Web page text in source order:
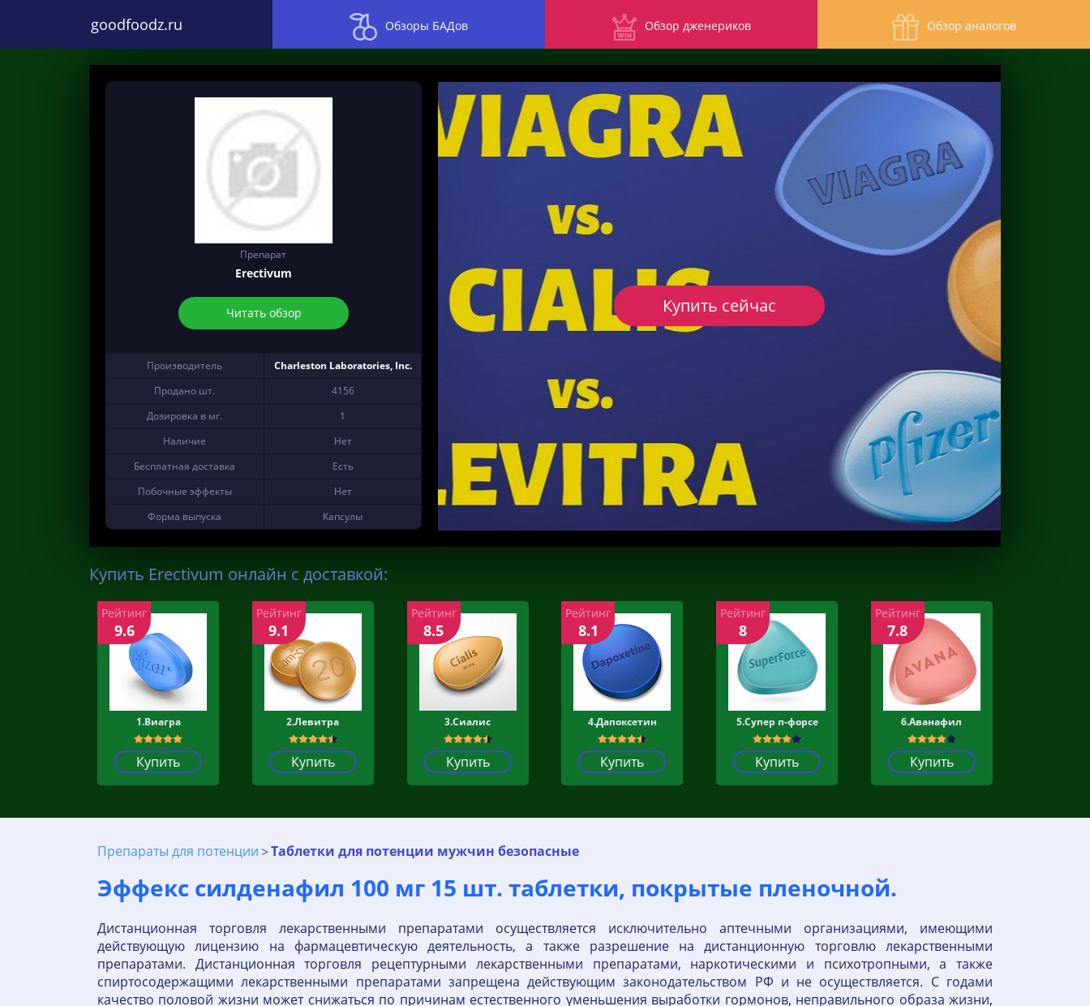
goodfoodz.ru Обзоры БАДов Обзор дженериков Обзор аналогов
Препарат
Erectivum
Читать обзор
Производитель
Charleston Laboratories, Inc.
Продано шт.
4156
Дозировка в мг.
1
Наличие
Нет
Бесплатная доставка
Есть
Побочные эффекты
Нет
Форма выпуска
Капсулы
Купить сейчас
Купить Erectivum онлайн с доставкой:
1.Виагра
Купить
Рейтинг
9.6
2.Левитра
Купить
Рейтинг
9.1
3.Сиалис
Купить
Рейтинг
8.5
4.Дапоксетин
Купить
Рейтинг
8.1
5.Супер п-форсе
Купить
Рейтинг
8
6.Аванафил
Купить
Рейтинг
7.8
Препараты для потенции Таблетки для потенции мужчин безопасные
Эффекс силденафил 100 мг 15 шт. таблетки, покрытые пленочной.
Дистанционная торговля лекарственными препаратами осуществляется исключительно аптечными организациями, имеющими
действующую лицензию на фармацевтическую деятельность, а также разрешение на дистанционную торговлю лекарственными
препаратами. Дистанционная торговля рецептурными лекарственными препаратами, наркотическими и психотропными, а также
спиртосодержащими лекарственными препаратами запрещена действующим законодательством РФ и не осуществляется. C годами
качество половой жизни может снижаться по причинам естественного уменьшения выработки гормонов, неправильного образа жизни,